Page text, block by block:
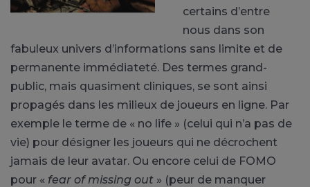
certains d’entre
nous dans son
fabuleux univers d’informations sans limite et de
permanente immédiateté. Des termes grand-
public, mais quasiment cliniques, se sont ainsi
propagés dans les milieux de joueurs en ligne. Par
exemple le terme de « no life » (celui qui n’a pas de
vie) pour désigner les joueurs qui ne décrochent
jamais de leur avatar. Ou encore celui de FOMO
pour « fear of missing out » (peur de manquer